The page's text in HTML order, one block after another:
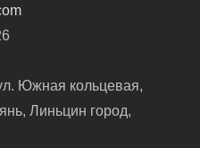
Южная кольцевая,
Линьцин город,